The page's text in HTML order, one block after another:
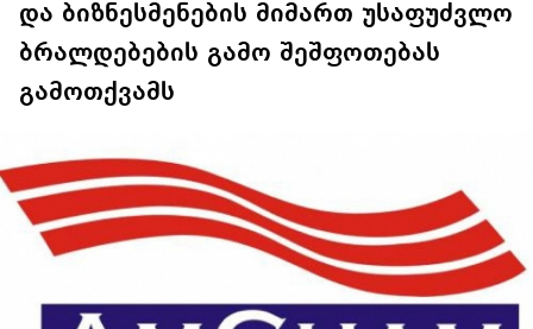
და ბიზნესმენების მიმართ უსაფუძვლო
ბრალდებების გამო შეშფოთებას
გამოთქვამს